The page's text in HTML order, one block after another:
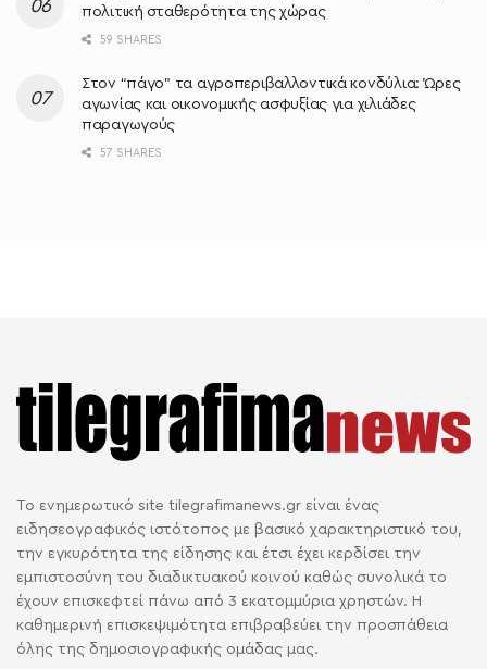
πολιτική σταθερότητα της χώρας
59 SHARES
Στον “πάγο” τα αγροπεριβαλλοντικά κονδύλια: Ώρες
αγωνίας και οικονομικής ασφυξίας για χιλιάδες
παραγωγούς
57 SHARES
Το ενημερωτικό site tilegrafimanews.gr είναι ένας
ειδησεογραφικός ιστότοπος με βασικό χαρακτηριστικό του,
την εγκυρότητα της είδησης και έτσι έχει κερδίσει την
εμπιστοσύνη του διαδικτυακού κοινού καθώς συνολικά το
έχουν επισκεφτεί πάνω από 3 εκατομμύρια χρηστών. Η
καθημερινή επισκεψιμότητα επιβραβεύει την προσπάθεια
όλης της δημοσιογραφικής ομάδας μας.